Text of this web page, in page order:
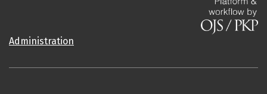
Administration